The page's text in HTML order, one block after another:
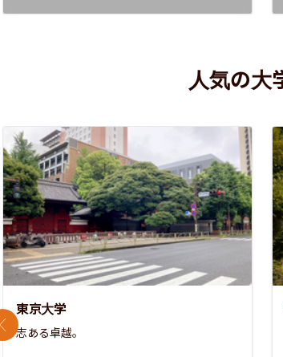
人気の大
東京大学
志ある卓越。
前のスライド